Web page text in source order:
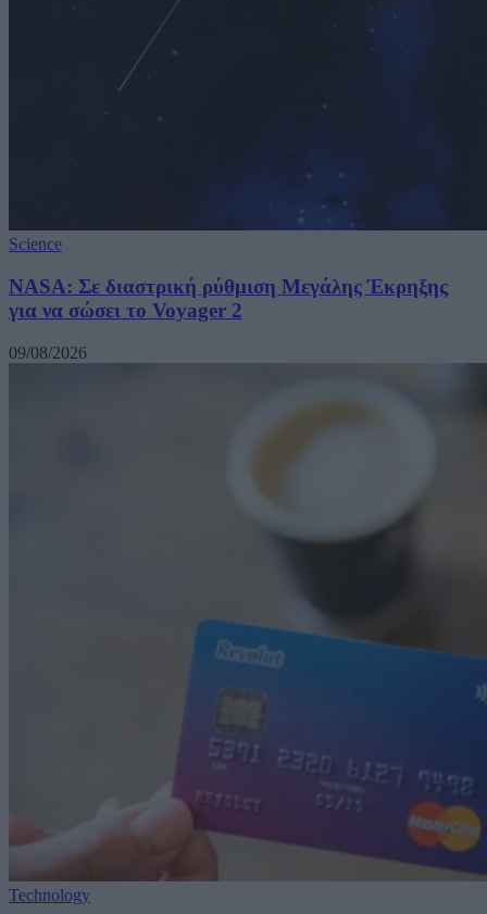
Science
NASA: Σε διαστρική ρύθμιση Μεγάλης Έκρηξης
για να σώσει το Voyager 2
09/08/2026
Technology